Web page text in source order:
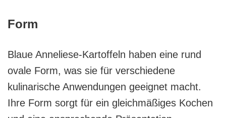
Form
Blaue Anneliese-Kartoffeln haben eine rund
ovale Form, was sie für verschiedene
kulinarische Anwendungen geeignet macht.
Ihre Form sorgt für ein gleichmäßiges Kochen